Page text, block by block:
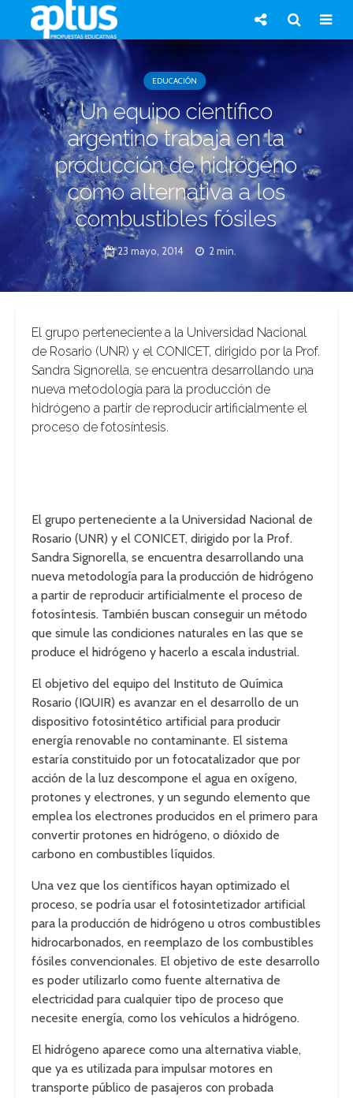
EDUCACIÓN
Un equipo científico
argentino trabaja en la
producción de hidrógeno
como alternativa a los
combustibles fósiles
23 mayo, 2014 2 min.
El grupo perteneciente a la Universidad Nacional
de Rosario (UNR) y el CONICET, dirigido por la Prof.
Sandra Signorella, se encuentra desarrollando una
nueva metodología para la producción de
hidrógeno a partir de reproducir artificialmente el
proceso de fotosíntesis.
El grupo perteneciente a la Universidad Nacional de
Rosario (UNR) y el CONICET, dirigido por la Prof.
Sandra Signorella, se encuentra desarrollando una
nueva metodología para la producción de hidrógeno
a partir de reproducir artificialmente el proceso de
fotosíntesis. También buscan conseguir un método
que simule las condiciones naturales en las que se
produce el hidrógeno y hacerlo a escala industrial.
El objetivo del equipo del Instituto de Química
Rosario (IQUIR) es avanzar en el desarrollo de un
dispositivo fotosintético artificial para producir
energía renovable no contaminante. El sistema
estaría constituido por un fotocatalizador que por
acción de la luz descompone el agua en oxígeno,
protones y electrones, y un segundo elemento que
emplea los electrones producidos en el primero para
convertir protones en hidrógeno, o dióxido de
carbono en combustibles líquidos.
Una vez que los científicos hayan optimizado el
proceso, se podría usar el fotosintetizador artificial
para la producción de hidrógeno u otros combustibles
hidrocarbonados, en reemplazo de los combustibles
fósiles convencionales. El objetivo de este desarrollo
es poder utilizarlo como fuente alternativa de
electricidad para cualquier tipo de proceso que
necesite energía, como los vehículos a hidrógeno.
El hidrógeno aparece como una alternativa viable,
que ya es utilizada para impulsar motores en
transporte público de pasajeros con probada